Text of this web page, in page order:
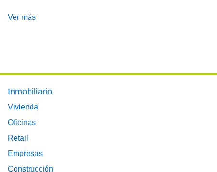
Ver más
Footer main menu
Inmobiliario
Vivienda
Oficinas
Retail
Empresas
Construcción